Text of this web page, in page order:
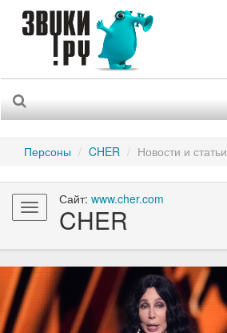
Персоны CHER Новости и статьи
Toggle
navigation
Сайт: www.cher.com
CHER